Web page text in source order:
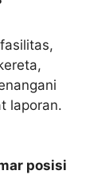
laporan.
posisi